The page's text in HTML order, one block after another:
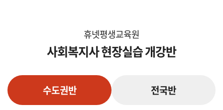
휴넷평생교육원
사회복지사 현장실습 개강반
수도권반 전국반